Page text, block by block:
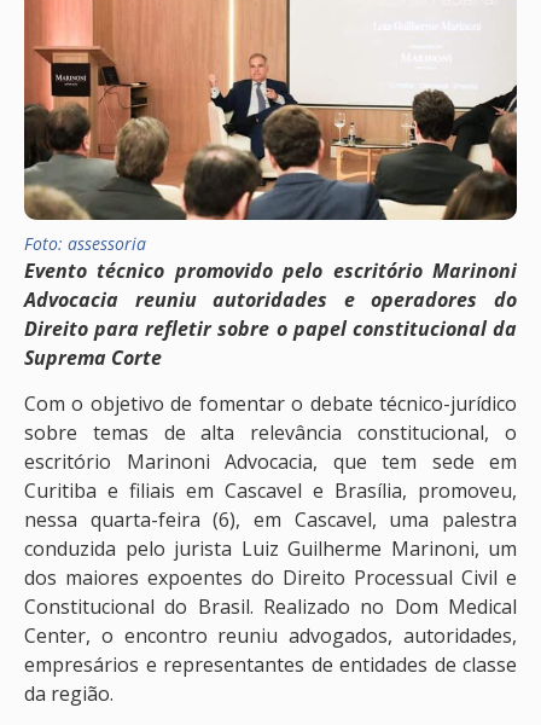
Foto: assessoria
Evento técnico promovido pelo escritório Marinoni
Advocacia reuniu autoridades e operadores do
Direito para refletir sobre o papel constitucional da
Suprema Corte
Com o objetivo de fomentar o debate técnico-jurídico
sobre temas de alta relevância constitucional, o
escritório Marinoni Advocacia, que tem sede em
Curitiba e filiais em Cascavel e Brasília, promoveu,
nessa quarta-feira (6), em Cascavel, uma palestra
conduzida pelo jurista Luiz Guilherme Marinoni, um
dos maiores expoentes do Direito Processual Civil e
Constitucional do Brasil. Realizado no Dom Medical
Center, o encontro reuniu advogados, autoridades,
empresários e representantes de entidades de classe
da região.